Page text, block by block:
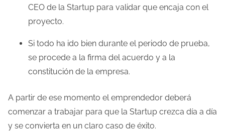
CEO de la Startup para validar que encaja con el
proyecto.
Si todo ha ido bien durante el periodo de prueba,
se procede a la firma del acuerdo y a la
constitución de la empresa.
A partir de ese momento el emprendedor deberá
comenzar a trabajar para que la Startup crezca día a día
y se convierta en un claro caso de éxito.